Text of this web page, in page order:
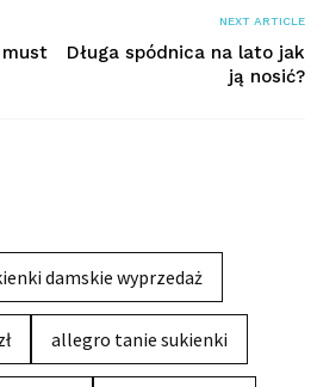
NEXT ARTICLE
Długa spódnica na lato jak
ją nosić?
damskie wyprzedaż
allegro tanie sukienki